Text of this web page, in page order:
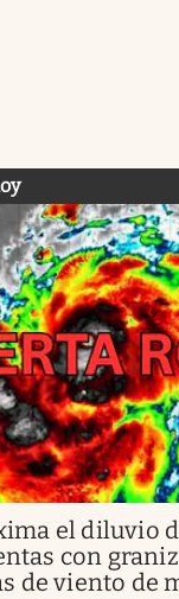
el diluvio
con
de viento de